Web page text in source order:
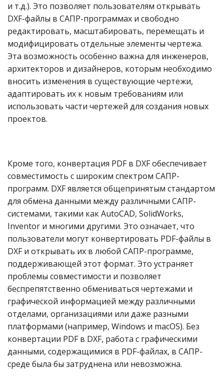
и т.д.). Это позволяет пользователям открывать
DXF-файлы в САПР-программах и свободно
редактировать, масштабировать, перемещать и
модифицировать отдельные элементы чертежа.
Эта возможность особенно важна для инженеров,
архитекторов и дизайнеров, которым необходимо
вносить изменения в существующие чертежи,
адаптировать их к новым требованиям или
использовать части чертежей для создания новых
проектов.
Кроме того, конвертация PDF в DXF обеспечивает
совместимость с широким спектром САПР-
программ. DXF является общепринятым стандартом
для обмена данными между различными САПР-
системами, такими как AutoCAD, SolidWorks,
Inventor и многими другими. Это означает, что
пользователи могут конвертировать PDF-файлы в
DXF и открывать их в любой САПР-программе,
поддерживающей этот формат. Это устраняет
проблемы совместимости и позволяет
беспрепятственно обмениваться чертежами и
графической информацией между различными
отделами, организациями или даже разными
платформами (например, Windows и macOS). Без
конвертации PDF в DXF, работа с графическими
данными, содержащимися в PDF-файлах, в САПР-
среде была бы затруднена или невозможна.